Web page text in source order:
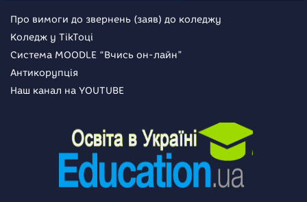
Про вимоги до звернень (заяв) до коледжу
Коледж у TikToці
Система MOODLE “Вчись он-лайн”
Антикорупція
Наш канал на YOUTUBE